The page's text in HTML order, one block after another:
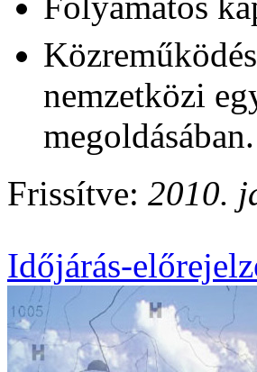
nemzetközi
megoldásában.
Frissítve: 2010.
Időjárás-